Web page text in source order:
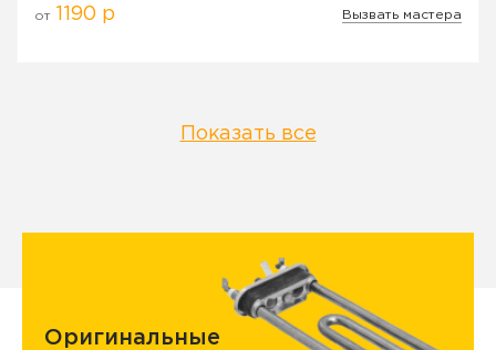
от 1190 р Вызвать мастера
Показать все
Оригинальные